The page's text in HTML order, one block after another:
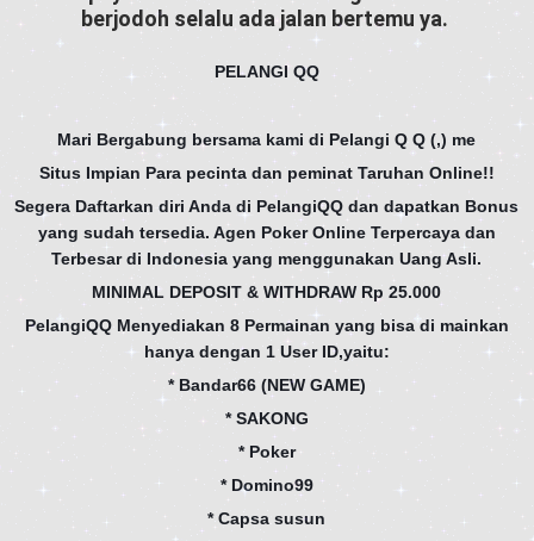
berjodoh selalu ada jalan bertemu ya.
♥ PELANGI QQ ♠
Mari Bergabung bersama kami di Pelangi Q Q (,) me
Situs Impian Para pecinta dan peminat Taruhan Online!!
Segera Daftarkan diri Anda di PelangiQQ dan dapatkan Bonus
yang sudah tersedia. Agen Poker Online Terpercaya dan
Terbesar di Indonesia yang menggunakan Uang Asli.
MINIMAL DEPOSIT & WITHDRAW Rp 25.000
PelangiQQ Menyediakan 8 Permainan yang bisa di mainkan
hanya dengan 1 User ID,yaitu:
* Bandar66 (NEW GAME)
* SAKONG
* Poker
* Domino99
* Capsa susun